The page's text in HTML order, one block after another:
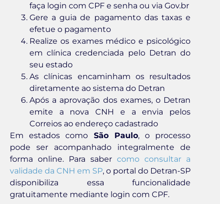
faça login com CPF e senha ou via Gov.br
Gere a guia de pagamento das taxas e
efetue o pagamento
Realize os exames médico e psicológico
em clínica credenciada pelo Detran do
seu estado
As clínicas encaminham os resultados
diretamente ao sistema do Detran
Após a aprovação dos exames, o Detran
emite a nova CNH e a envia pelos
Correios ao endereço cadastrado
Em estados como São Paulo, o processo
pode ser acompanhado integralmente de
forma online. Para saber como consultar a
validade da CNH em SP, o portal do Detran-SP
disponibiliza essa funcionalidade
gratuitamente mediante login com CPF.